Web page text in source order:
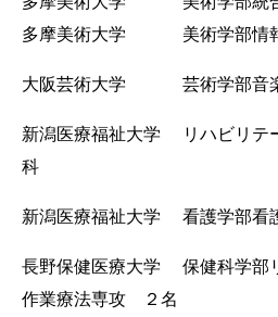
多摩美術大学 美術学部情報
大阪芸術大学 芸術学部音
新潟医療福祉大学 リハビリテ
科
新潟医療福祉大学 看護学部看
長野保健医療大学 保健科学部
作業療法専攻 ２名